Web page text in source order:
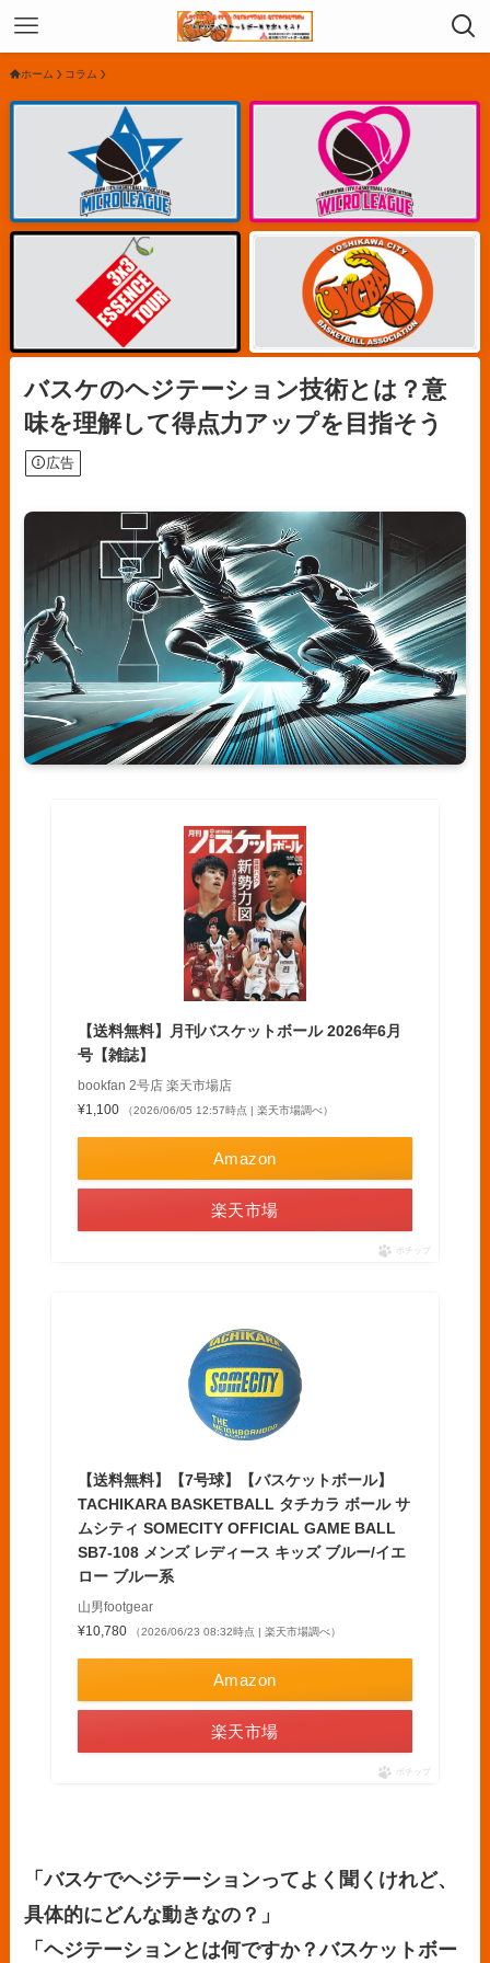
ホーム コラム
バスケのヘジテーション技術とは？意
味を理解して得点力アップを目指そう
広告
【送料無料】月刊バスケットボール 2026年6月
号【雑誌】
bookfan 2号店 楽天市場店
¥1,100
（2026/06/05 12:57時点 | 楽天市場調べ）
Amazon
楽天市場
ポチップ
【送料無料】【7号球】【バスケットボール】
TACHIKARA BASKETBALL タチカラ ボール サ
ムシティ SOMECITY OFFICIAL GAME BALL
SB7-108 メンズ レディース キッズ ブルー/イエ
ロー ブルー系
山男footgear
¥10,780
（2026/06/23 08:32時点 | 楽天市場調べ）
Amazon
楽天市場
ポチップ
「バスケでヘジテーションってよく聞くけれど、
具体的にどんな動きなの？」
「ヘジテーションとは何ですか？バスケットボー